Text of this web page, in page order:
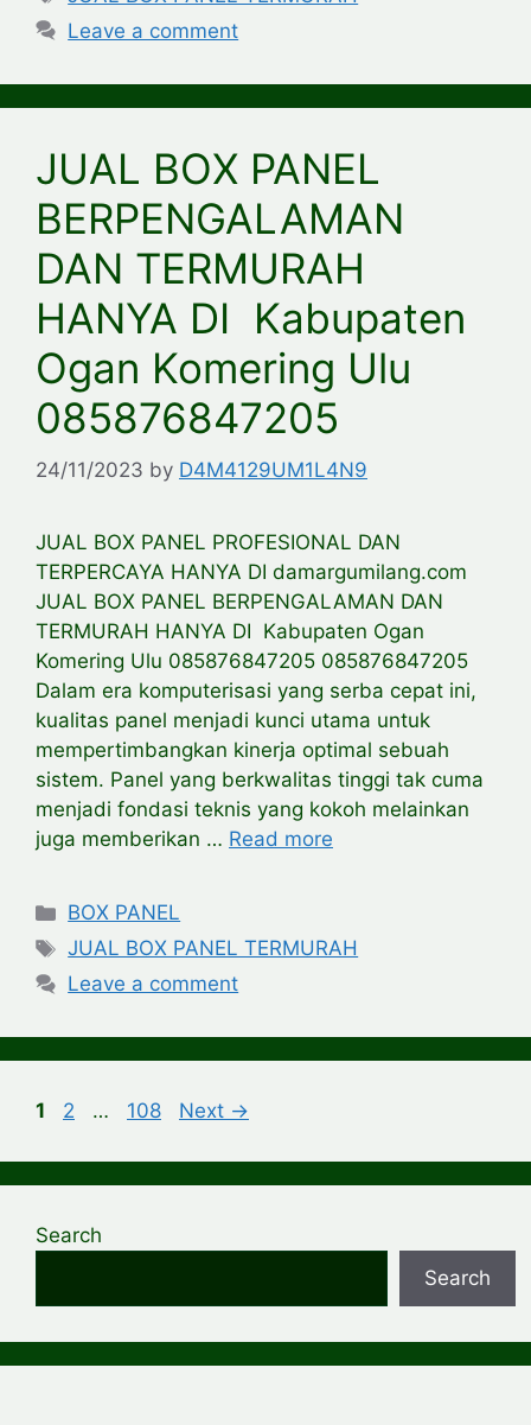
Leave a comment
JUAL BOX PANEL
BERPENGALAMAN
DAN TERMURAH
HANYA DI Kabupaten
Ogan Komering Ulu
085876847205
24/11/2023 by D4M4129UM1L4N9
JUAL BOX PANEL PROFESIONAL DAN
TERPERCAYA HANYA DI damargumilang.com
JUAL BOX PANEL BERPENGALAMAN DAN
TERMURAH HANYA DI Kabupaten Ogan
Komering Ulu 085876847205 085876847205
Dalam era komputerisasi yang serba cepat ini,
kualitas panel menjadi kunci utama untuk
mempertimbangkan kinerja optimal sebuah
sistem. Panel yang berkwalitas tinggi tak cuma
menjadi fondasi teknis yang kokoh melainkan
juga memberikan … Read more
Categories
BOX PANEL
Tags
JUAL BOX PANEL TERMURAH
Leave a comment
Page
1 Page
2 … Page
108 Next →
Search
Search